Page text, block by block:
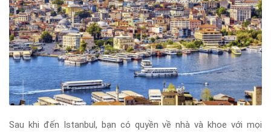
Sau khi đến Istanbul, bạn có quyền về nhà và khoe với mọi